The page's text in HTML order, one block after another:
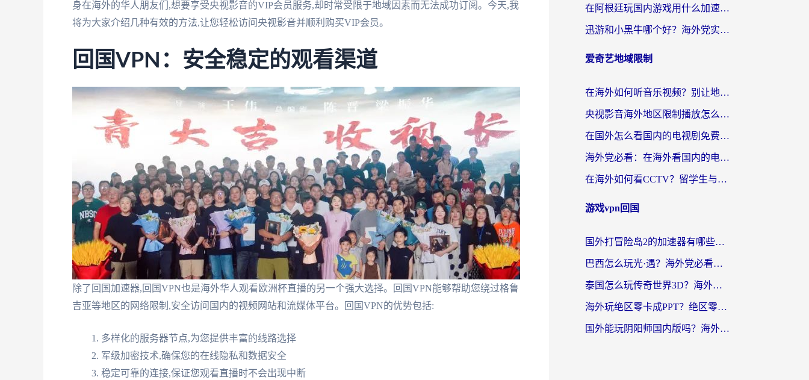
身在海外的华人朋友们,想要享受央视影音的VIP会员服务,却时常受限于地域因素而无法成功订阅。今天,我
将为大家介绍几种有效的方法,让您轻松访问央视影音并顺利购买VIP会员。
回国VPN：安全稳定的观看渠道
除了回国加速器,回国VPN也是海外华人观看欧洲杯直播的另一个强大选择。回国VPN能够帮助您绕过格鲁
吉亚等地区的网络限制,安全访问国内的视频网站和流媒体平台。回国VPN的优势包括:
多样化的服务器节点,为您提供丰富的线路选择
军级加密技术,确保您的在线隐私和数据安全
稳定可靠的连接,保证您观看直播时不会出现中断
在阿根廷玩国内游戏用什么加速器？3年海外党亲测实用指南
迅游和小黑牛哪个好？海外党实测指南，选对中国地址加速器才能无缝刷国内资源
爱奇艺地域限制
在海外如何听音乐视频？别让地域限制挡住你的华语旋律
央视影音海外地区限制播放怎么办？海外华人必看的追剧自由指南
在国外怎么看国内的电视剧免费？3个关键步骤+1款靠谱加速器帮你搞定
海外党必看：在海外看国内的电视剧的app选对了吗？3步解决地域限制烦恼
在海外如何看CCTV？留学生与海外华人的实用回国加速指南
游戏vpn回国
国外打冒险岛2的加速器有哪些？海外玩家国服畅玩全攻略（附实测推荐）
巴西怎么玩光·遇？海外党必看的国服游戏加速器选择指南（附3款热门游戏实测）
泰国怎么玩传奇世界3D？海外党国服游戏加速终极指南（附非洲欧洲热门游戏解决方案）
海外玩绝区零卡成PPT？绝区零加速器免费的推荐+实用技巧，附墨西哥玩谁是卧底美国玩和平精英攻略
国外能玩阴阳师国内版吗？海外党亲测有效的国服游戏加速指南